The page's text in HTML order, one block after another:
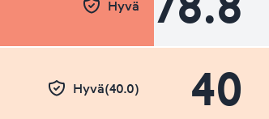
Hyvä
40
Hyvä(40.0)